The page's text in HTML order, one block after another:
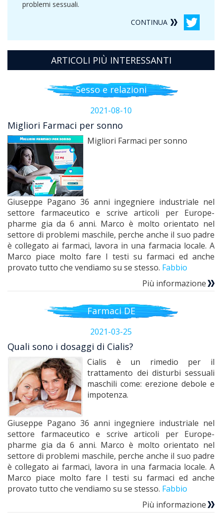
problemi sessuali.
CONTINUA
ARTICOLI PIÙ INTERESSANTI
Sesso e relazioni
2021-08-10
Migliori Farmaci per sonno
Migliori Farmaci per sonno
Giuseppe Pagano 36 anni ingegniere industriale nel
settore farmaceutico e scrive articoli per Europe-
pharme gia da 6 anni. Marco è molto orientato nel
settore di problemi maschile, perche anche il suo padre
è collegato ai farmaci, lavora in una farmacia locale. A
Marco piace molto fare I testi su farmaci ed anche
provato tutto che vendiamo su se stesso. Fabbio
Più informazione
Farmaci DE
2021-03-25
Quali sono i dosaggi di Cialis?
Cialis è un rimedio per il
trattamento dei disturbi sessuali
maschili come: erezione debole e
impotenza.
Giuseppe Pagano 36 anni ingegniere industriale nel
settore farmaceutico e scrive articoli per Europe-
pharme gia da 6 anni. Marco è molto orientato nel
settore di problemi maschile, perche anche il suo padre
è collegato ai farmaci, lavora in una farmacia locale. A
Marco piace molto fare I testi su farmaci ed anche
provato tutto che vendiamo su se stesso. Fabbio
Più informazione